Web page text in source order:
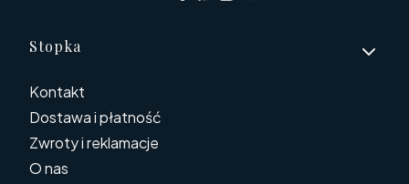
Linki w stopce
Stopka
Kontakt
Dostawa i płatność
Zwroty i reklamacje
O nas